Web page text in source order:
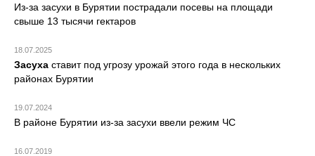
Из-за засухи в Бурятии пострадали посевы на площади
свыше 13 тысячи гектаров
18.07.2025
Засуха ставит под угрозу урожай этого года в нескольких
районах Бурятии
19.07.2024
В районе Бурятии из-за засухи ввели режим ЧС
16.07.2019